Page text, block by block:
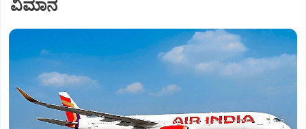
ವಿಮಾನ